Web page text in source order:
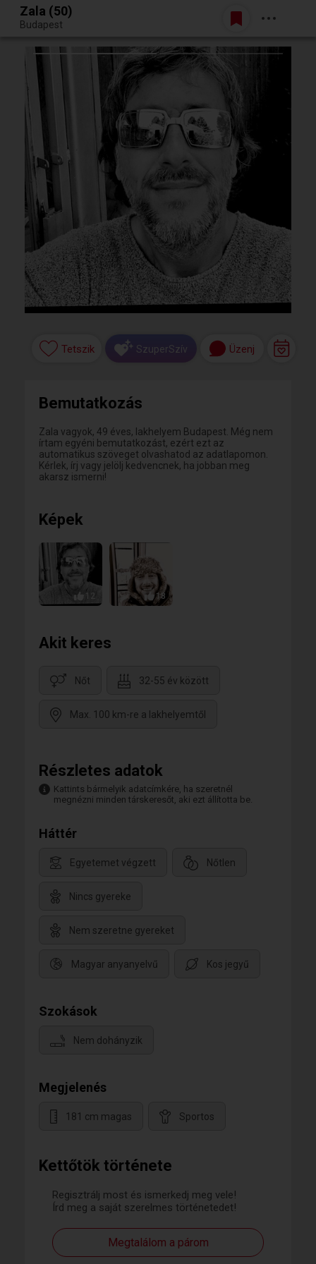
Egy jó randiból bármi lehet.
Belépés
Zala (50)
Budapest
Kettőtök története
Regisztrálj most és ismerkedj meg vele!
Írd meg a saját szerelmes történetedet!
Megtalálom a párom
Tetszik SzuperSzív Üzenj
Bemutatkozás
Zala vagyok, 49 éves, lakhelyem Budapest. Még nem
írtam egyéni bemutatkozást, ezért ezt az
automatikus szöveget olvashatod az adatlapomon.
Kérlek, írj vagy jelölj kedvencnek, ha jobban meg
akarsz ismerni!
Képek
12 18
Akit keres
Nőt 32-55 év között
Max. 100 km-re a lakhelyemtől
Részletes adatok
Kattints bármelyik adatcímkére, ha szeretnél
megnézni minden társkeresőt, aki ezt állította be.
Háttér
Egyetemet végzett Nőtlen
Nincs gyereke
Nem szeretne gyereket
Magyar anyanyelvű Kos jegyű
Szokások
Nem dohányzik
Megjelenés
181 cm magas Sportos